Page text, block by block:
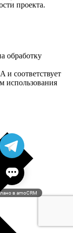
проекта.
обработку
соответствует
использования
в amoCRM